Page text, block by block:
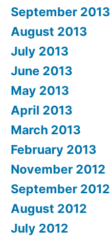
September 2013
August 2013
July 2013
June 2013
May 2013
April 2013
March 2013
February 2013
November 2012
September 2012
August 2012
July 2012